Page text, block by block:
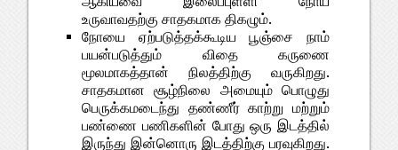
உருவாவதற்கு சாதகமாக திகழும்.
நோயை ஏற்படுத்தக்கூடிய பூஞ்சை நாம்
பயன்படுத்தும் விதை கருணை
மூலமாகத்தான் நிலத்திற்கு வருகிறது.
சாதகமான சூழ்நிலை அமையும் பொழுது
பெருக்கமடைந்து தண்ணீர் காற்று மற்றும்
பண்ணை பணிகளின் போது ஒரு இடத்தில்
இருந்து இன்னொரு இடத்திற்கு பரவுகிறது.